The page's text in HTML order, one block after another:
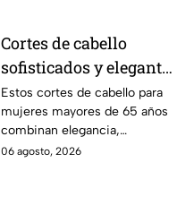
Cortes de cabello
sofisticados y elegantes
para mujeres mayores
de 65 años
Estos cortes de cabello para
mujeres mayores de 65 años
combinan elegancia,
comodidad y estilo, con
06 agosto, 2026